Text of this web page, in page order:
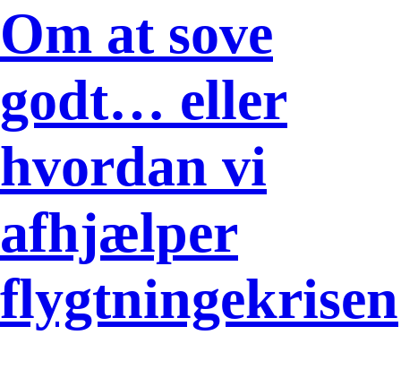
Om at sove
godt… eller
hvordan vi
afhjælper
flygtningekrisen